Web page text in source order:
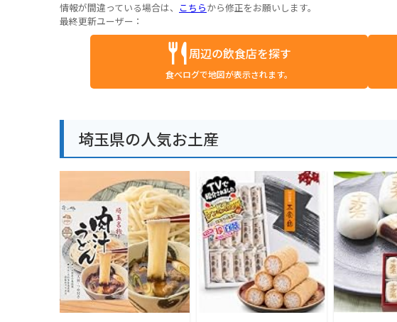
情報が間違っている場合は、 こちらから修正をお願いします。
最終更新ユーザー：
周辺の飲食店を探す
食べログで地図が表示されます。
埼玉県の人気お土産